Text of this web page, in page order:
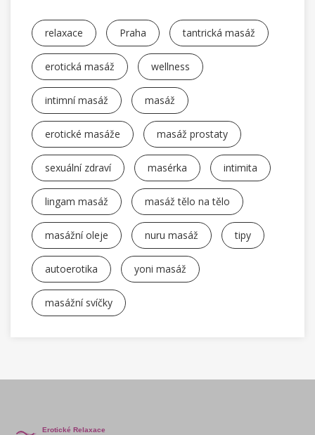
relaxace Praha tantrická masáž
erotická masáž wellness
intimní masáž masáž
erotické masáže masáž prostaty
sexuální zdraví masérka intimita
lingam masáž masáž tělo na tělo
masážní oleje nuru masáž tipy
autoerotika yoni masáž
masážní svíčky